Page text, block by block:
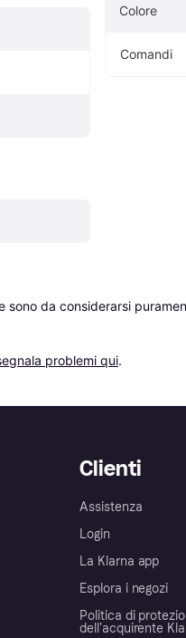
Colore
Comandi
sono da considerarsi
problemi qui.
Clienti
Assistenza
Login
La Klarna app
Esplora i negozi
Politica di
dell'acquirente